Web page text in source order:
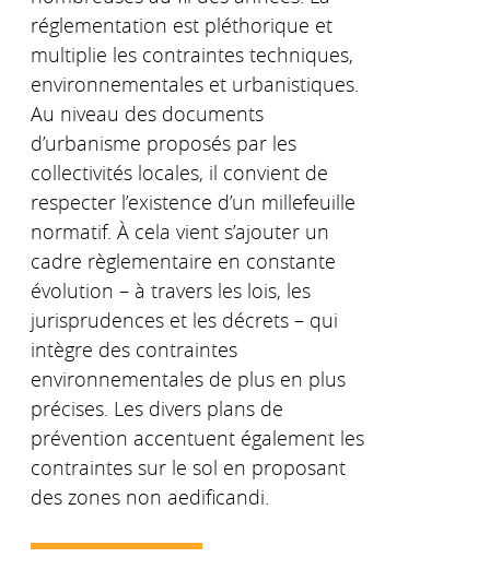
réglementation est pléthorique et
multiplie les contraintes techniques,
environnementales et urbanistiques.
Au niveau des documents
d’urbanisme proposés par les
collectivités locales, il convient de
respecter l’existence d’un millefeuille
normatif. À cela vient s’ajouter un
cadre règlementaire en constante
évolution – à travers les lois, les
jurisprudences et les décrets – qui
intègre des contraintes
environnementales de plus en plus
précises. Les divers plans de
prévention accentuent également les
contraintes sur le sol en proposant
des zones non aedificandi.